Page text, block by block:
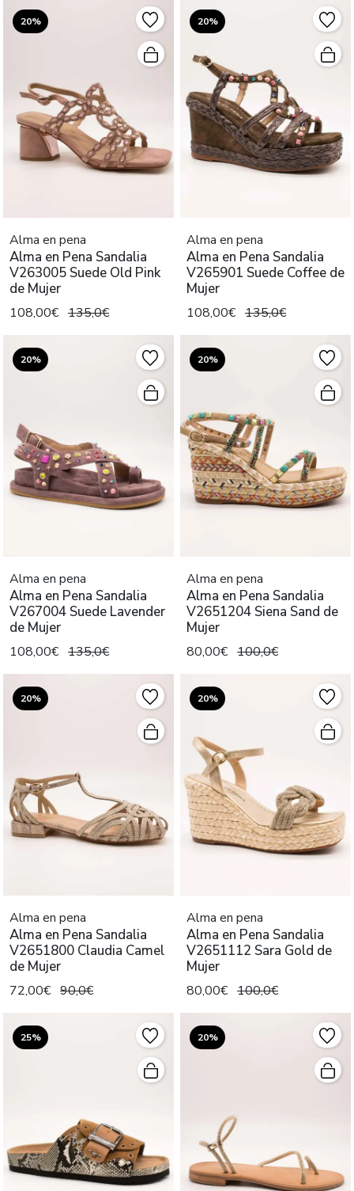
20%
Alma en pena
Alma en Pena Sandalia
V263005 Suede Old Pink
de Mujer
108,00€ 135,0€
20%
Alma en pena
Alma en Pena Sandalia
V265901 Suede Coffee de
Mujer
108,00€ 135,0€
20%
Alma en pena
Alma en Pena Sandalia
V267004 Suede Lavender
de Mujer
108,00€ 135,0€
20%
Alma en pena
Alma en Pena Sandalia
V2651204 Siena Sand de
Mujer
80,00€ 100,0€
20%
Alma en pena
Alma en Pena Sandalia
V2651800 Claudia Camel
de Mujer
72,00€ 90,0€
20%
Alma en pena
Alma en Pena Sandalia
V2651112 Sara Gold de
Mujer
80,00€ 100,0€
25% 20%